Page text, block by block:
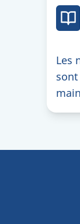
Les
sont